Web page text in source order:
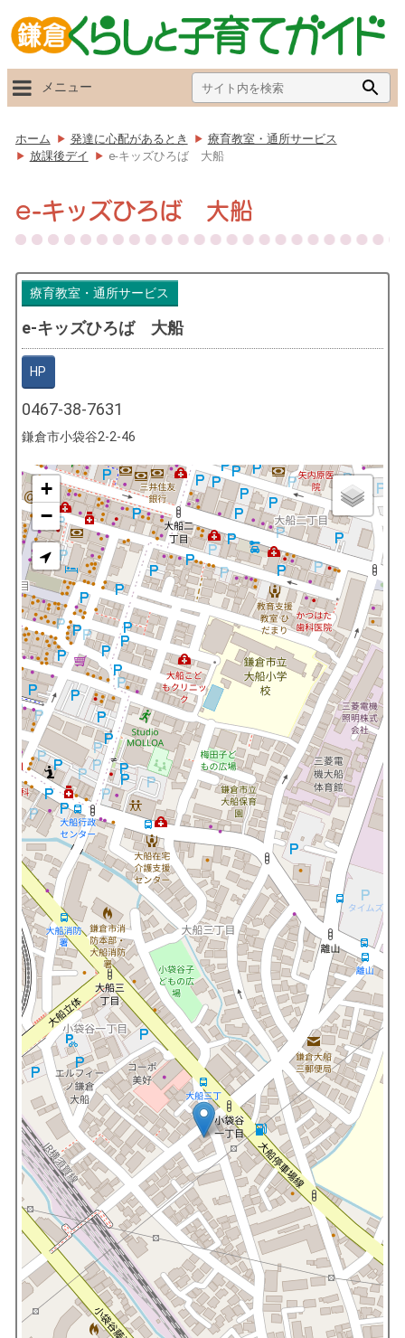
Search
for:
メニュー
ホーム 発達に心配があるとき
療育教室・通所サービス
放課後デイ
e-キッズひろば 大船
e-キッズひろば 大船
療育教室・通所サービス
e-キッズひろば 大船
HP
0467-38-7631
鎌倉市小袋谷2-2-46
+
−